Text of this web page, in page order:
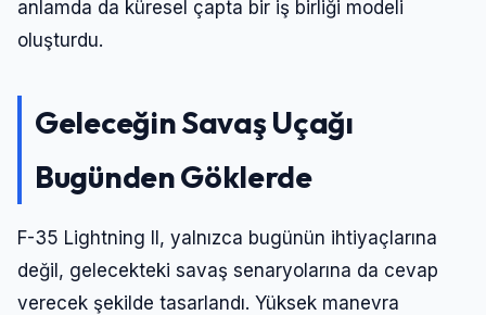
anlamda da küresel çapta bir iş birliği modeli
oluşturdu.
Geleceğin Savaş Uçağı
Bugünden Göklerde
F-35 Lightning II, yalnızca bugünün ihtiyaçlarına
değil, gelecekteki savaş senaryolarına da cevap
verecek şekilde tasarlandı. Yüksek manevra